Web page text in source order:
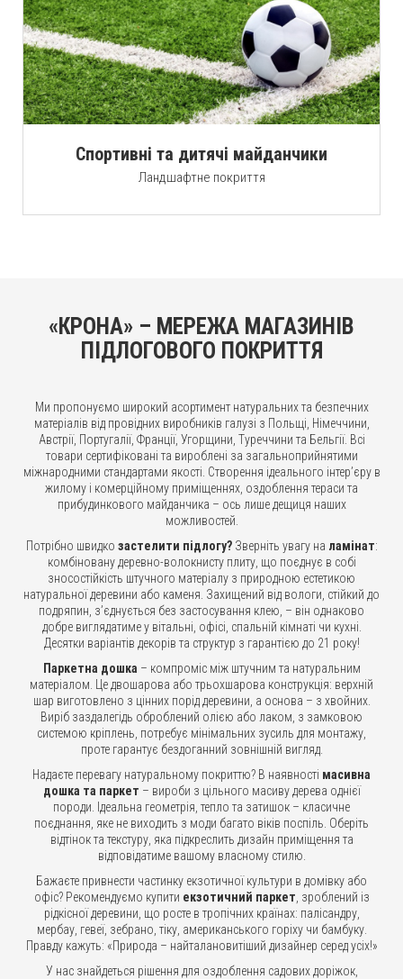
Спортивні та дитячі майданчики
Ландшафтне покриття
«КРОНА» – МЕРЕЖА МАГАЗИНІВ
ПІДЛОГОВОГО ПОКРИТТЯ
Ми пропонуємо широкий асортимент натуральних та безпечних
матеріалів від провідних виробників галузі з Польщі, Німеччини,
Австрії, Португалії, Франції, Угорщини, Туреччини та Бельгії. Всі
товари сертифіковані та вироблені за загальноприйнятими
міжнародними стандартами якості. Створення ідеального інтер’єру в
жилому і комерційному приміщеннях, оздоблення тераси та
прибудинкового майданчика – ось лише дещиця наших
можливостей.
Потрібно швидко застелити підлогу?Зверніть увагу на ламінат:
комбіновану деревно-волокнисту плиту, що поєднує в собі
зносостійкість штучного матеріалу з природною естетикою
натуральної деревини або каменя. Захищений від вологи, стійкий до
подряпин, з’єднується без застосування клею, – він однаково
добре виглядатиме у вітальні, офісі, спальній кімнаті чи кухні.
Десятки варіантів декорів та структур з гарантією до 21 року!
Паркетна дошка – компроміс між штучним та натуральним
матеріалом. Це двошарова або трьохшарова конструкція: верхній
шар виготовлено з цінних порід деревини, а основа – з хвойних.
Виріб заздалегідь оброблений олією або лаком, з замковою
системою кріплень, потребує мінімальних зусиль для монтажу,
проте гарантує бездоганний зовнішній вигляд.
Надаєте перевагу натуральному покриттю? В наявності масивна
дошка та паркет – вироби з цільного масиву дерева однієї
породи. Ідеальна геометрія, тепло та затишок – класичне
поєднання, яке не виходить з моди багато віків поспіль. Оберіть
відтінок та текстуру, яка підкреслить дизайн приміщення та
відповідатиме вашому власному стилю.
Бажаєте привнести частинку екзотичної культури в домівку або
офіс? Рекомендуємо купити екзотичний паркет , зроблений із
рідкісної деревини, що росте в тропічних країнах: палісандру,
мербау, гевеї, зебрано, тіку, американського горіху чи бамбуку.
Правду кажуть: «Природа – найталановитіший дизайнер серед усіх!»
У нас знайдеться рішення для оздоблення садових доріжок,